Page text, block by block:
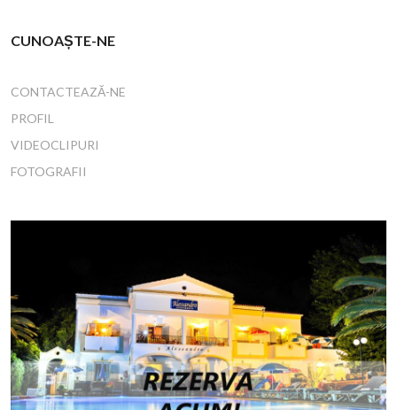
CUNOAȘTE-NE
CONTACTEAZĂ-NE
PROFIL
VIDEOCLIPURI
FOTOGRAFII